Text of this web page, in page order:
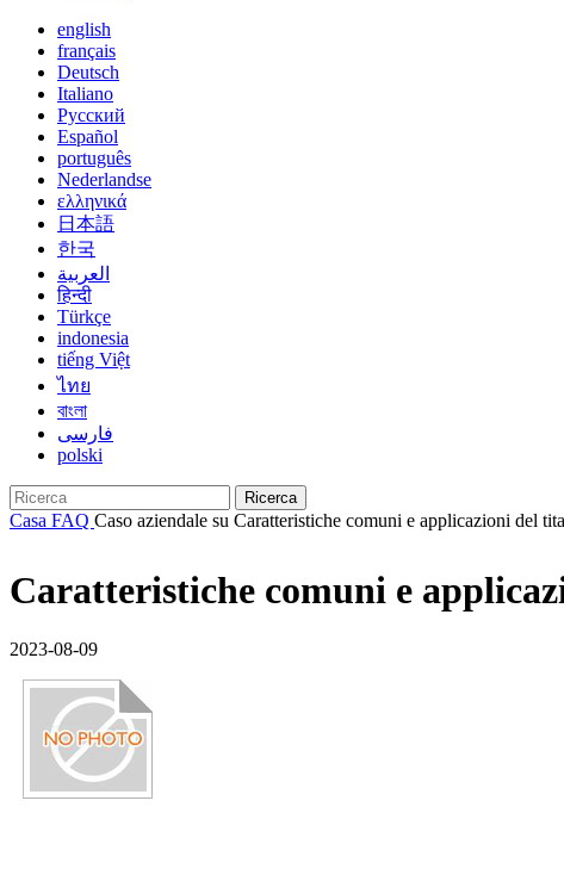
english
français
Deutsch
Italiano
Русский
Español
português
Nederlandse
ελληνικά
日本語
한국
العربية
हिन्दी
Türkçe
indonesia
tiếng Việt
ไทย
বাংলা
فارسی
polski
Ricerca
Casa FAQ Caso aziendale su Caratteristiche comuni e applicazioni del
Caratteristiche comuni e
2023-08-09